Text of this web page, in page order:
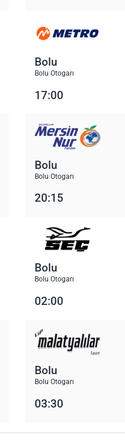
Bolu
Bolu Otogarı
17:00
Bolu
Bolu Otogarı
20:15
Bolu
Bolu Otogarı
02:00
Bolu
Bolu Otogarı
03:30